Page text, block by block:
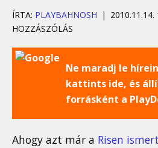
ÍRTA: PLAYBAHNOSH 2010.11.14.
HOZZÁSZÓLÁS
Ne maradj le
kattints ide, és
forrásként a
Ahogy azt már a Risen